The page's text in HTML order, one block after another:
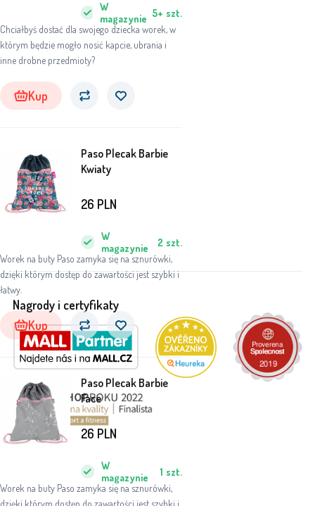
Chciałbyś dostać dla swojego dziecka worek, w
którym będzie mogło nosić kapcie, ubrania i
inne drobne przedmioty?
W
magazynie 5+ szt.
Kup
Paso Plecak Barbie
Kwiaty
Worek na buty Paso zamyka się na sznurówki,
dzięki którym dostęp do zawartości jest szybki i
łatwy.
W
magazynie
2 szt.
26 PLN
Kup
Paso Plecak Barbie
Face
Worek na buty Paso zamyka się na sznurówki,
dzięki którym dostęp do zawartości jest szybki i
W
magazynie
1 szt.
26 PLN
Nagrody i certyfikaty